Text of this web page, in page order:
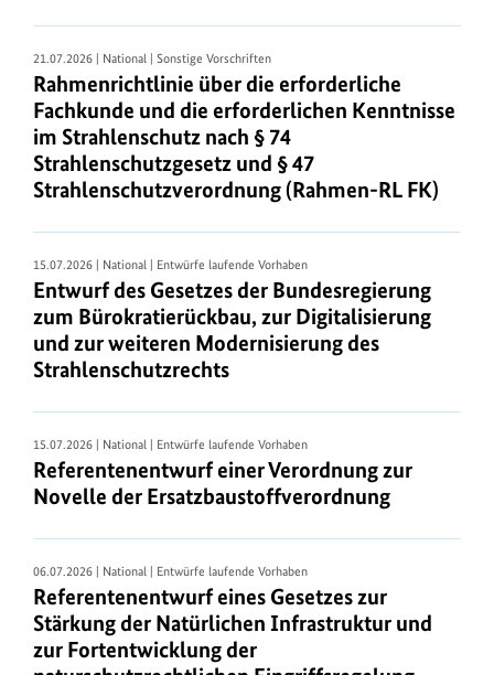
h
r
i
f
t
e
n
Gesetze
im
Internet
Die
abrufbaren
Gesetzestexte
sind
nicht
Fassung.
Diese
finden
Sie
21.07.2026 | National | Sonstige Vorschriften
Rahmenrichtlinie über die erforderliche
Fachkunde und die erforderlichen Kenntnisse
im Strahlenschutz nach § 74
Strahlenschutzgesetz und § 47
Strahlenschutzverordnung (Rahmen-RL FK)
15.07.2026 | National | Entwürfe laufende Vorhaben
Entwurf des Gesetzes der Bundesregierung
zum Bürokratierückbau, zur Digitalisierung
und zur weiteren Modernisierung des
Strahlenschutzrechts
15.07.2026 | National | Entwürfe laufende Vorhaben
Referentenentwurf einer Verordnung zur
Novelle der Ersatzbaustoffverordnung
06.07.2026 | National | Entwürfe laufende Vorhaben
Referentenentwurf eines Gesetzes zur
Stärkung der Natürlichen Infrastruktur und
zur Fortentwicklung der